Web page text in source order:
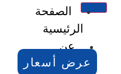
الصفحة
الرئيسية
عن
الشركة
عرض أسعار